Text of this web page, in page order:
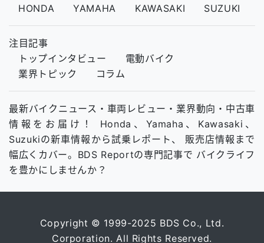
HONDA
YAMAHA KAWASAKI SUZUKI
注目記事
トップインタビュー
電動バイク
業界トピック
コラム
最新バイクニュース・車両レビュー・業界動向・中古車
情報をお届け！ Honda、Yamaha、Kawasaki、
Suzukiの新車情報から試乗レポート、 販売店情報まで
幅広くカバー。BDS Reportの専門記事で バイクライフ
を豊かにしませんか？
Copyright © 1999-2025 BDS Co., Ltd.
Corporation. All Rights Reserved.